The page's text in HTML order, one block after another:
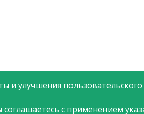
и улучшения
с применением